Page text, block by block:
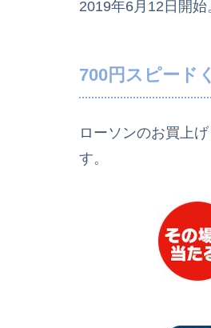
2019年6月12日開始
700円スピード
ローソンのお買上
す。